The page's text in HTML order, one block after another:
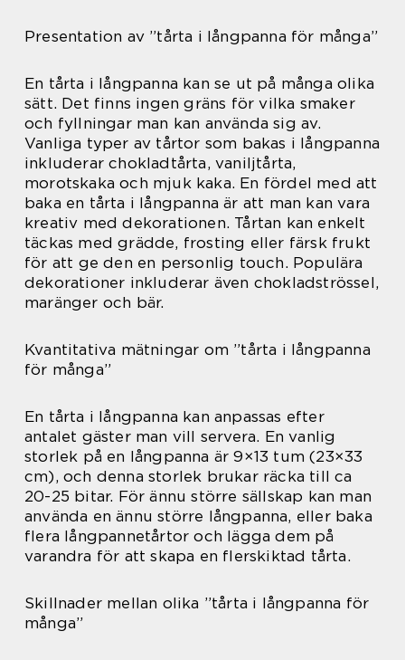
Presentation av ”tårta i långpanna för många”
En tårta i långpanna kan se ut på många olika
sätt. Det finns ingen gräns för vilka smaker
och fyllningar man kan använda sig av.
Vanliga typer av tårtor som bakas i långpanna
inkluderar chokladtårta, vaniljtårta,
morotskaka och mjuk kaka. En fördel med att
baka en tårta i långpanna är att man kan vara
kreativ med dekorationen. Tårtan kan enkelt
täckas med grädde, frosting eller färsk frukt
för att ge den en personlig touch. Populära
dekorationer inkluderar även chokladströssel,
maränger och bär.
Kvantitativa mätningar om ”tårta i långpanna
för många”
En tårta i långpanna kan anpassas efter
antalet gäster man vill servera. En vanlig
storlek på en långpanna är 9×13 tum (23×33
cm), och denna storlek brukar räcka till ca
20-25 bitar. För ännu större sällskap kan man
använda en ännu större långpanna, eller baka
flera långpannetårtor och lägga dem på
varandra för att skapa en flerskiktad tårta.
Skillnader mellan olika ”tårta i långpanna för
många”